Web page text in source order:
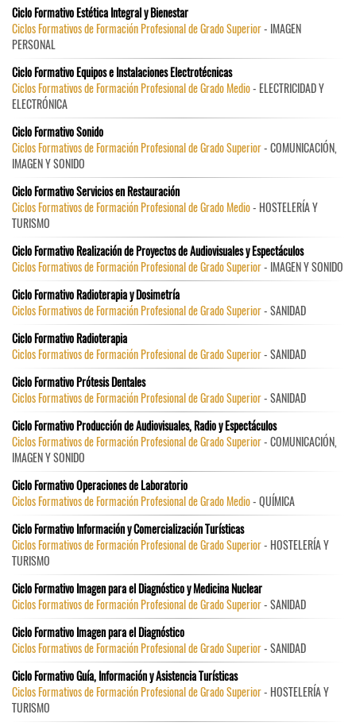
Ciclo Formativo Estética Integral y Bienestar
Ciclos Formativos de Formación Profesional de Grado Superior- IMAGEN
PERSONAL
Ciclo Formativo Equipos e Instalaciones Electrotécnicas
Ciclos Formativos de Formación Profesional de Grado Medio- ELECTRICIDAD Y
ELECTRÓNICA
Ciclo Formativo Sonido
Ciclos Formativos de Formación Profesional de Grado Superior- COMUNICACIÓN,
IMAGEN Y SONIDO
Ciclo Formativo Servicios en Restauración
Ciclos Formativos de Formación Profesional de Grado Medio- HOSTELERÍA Y
TURISMO
Ciclo Formativo Realización de Proyectos de Audiovisuales y Espectáculos
Ciclos Formativos de Formación Profesional de Grado Superior- IMAGEN Y SONIDO
Ciclo Formativo Radioterapia y Dosimetría
Ciclos Formativos de Formación Profesional de Grado Superior- SANIDAD
Ciclo Formativo Radioterapia
Ciclos Formativos de Formación Profesional de Grado Superior- SANIDAD
Ciclo Formativo Prótesis Dentales
Ciclos Formativos de Formación Profesional de Grado Superior- SANIDAD
Ciclo Formativo Producción de Audiovisuales, Radio y Espectáculos
Ciclos Formativos de Formación Profesional de Grado Superior- COMUNICACIÓN,
IMAGEN Y SONIDO
Ciclo Formativo Operaciones de Laboratorio
Ciclos Formativos de Formación Profesional de Grado Medio- QUÍMICA
Ciclo Formativo Información y Comercialización Turísticas
Ciclos Formativos de Formación Profesional de Grado Superior- HOSTELERÍA Y
TURISMO
Ciclo Formativo Imagen para el Diagnóstico y Medicina Nuclear
Ciclos Formativos de Formación Profesional de Grado Superior- SANIDAD
Ciclo Formativo Imagen para el Diagnóstico
Ciclos Formativos de Formación Profesional de Grado Superior- SANIDAD
Ciclo Formativo Guía, Información y Asistencia Turísticas
Ciclos Formativos de Formación Profesional de Grado Superior- HOSTELERÍA Y
TURISMO